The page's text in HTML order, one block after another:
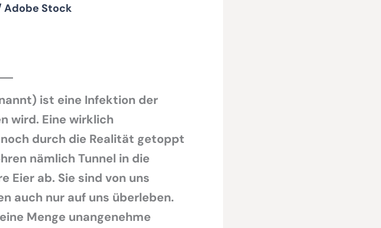
Adobe Stock
ist eine Infektion der
wird. Eine wirklich
durch die Realität getoppt
nämlich Tunnel in die
Eier ab. Sie sind von uns
auch nur auf uns überleben.
Menge unangenehme